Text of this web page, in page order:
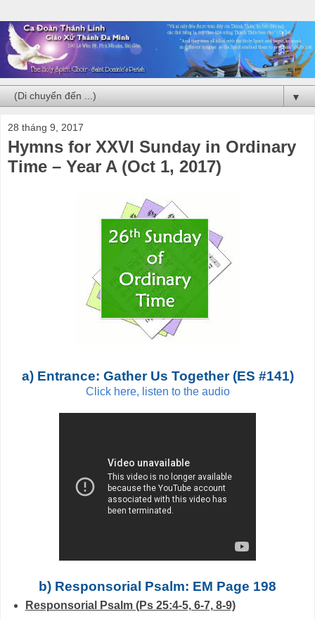
▼
28 tháng 9, 2017
Hymns for XXVI Sunday in Ordinary
Time – Year A (Oct 1, 2017)
a) Entrance: Gather Us Together (ES #141)
Click here, listen to the audio
b) Responsorial Psalm: EM Page 198
Responsorial Psalm (Ps 25:4-5, 6-7, 8-9)